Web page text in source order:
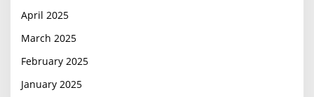
April 2025
March 2025
February 2025
January 2025